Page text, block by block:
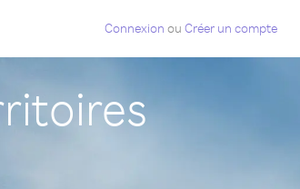
Connexion ou Créer un compte